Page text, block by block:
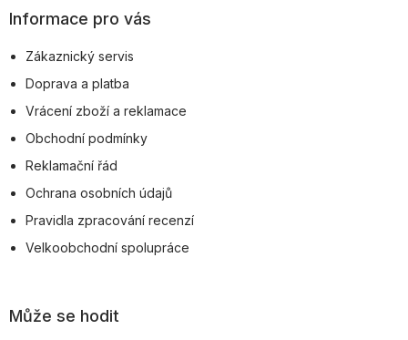
pInformace pro vás
Zákaznický servis
Doprava a platba
Vrácení zboží a reklamace
Obchodní podmínky
Reklamační řád
Ochrana osobních údajů
Pravidla zpracování recenzí
Velkoobchodní spolupráce
Může se hodit